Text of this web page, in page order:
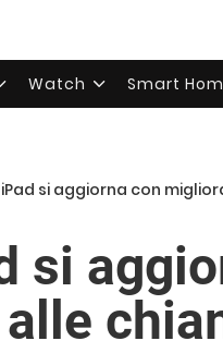
Watch Smart
iPad si aggiorna con
si